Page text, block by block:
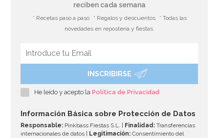
reciben cada semana
* Recetas paso a paso * Regalos y descuentos
* Todas las
novedades en repostería y fiestas
INSCRIBIRSE
He leído y acepto laPolítica de Privacidad
Información Básica sobre Protección de Datos
Responsable: Pinkbass Fiestas S.L. | Finalidad: Transferencias
internacionales de datos |
Legitimación: Consentimiento del